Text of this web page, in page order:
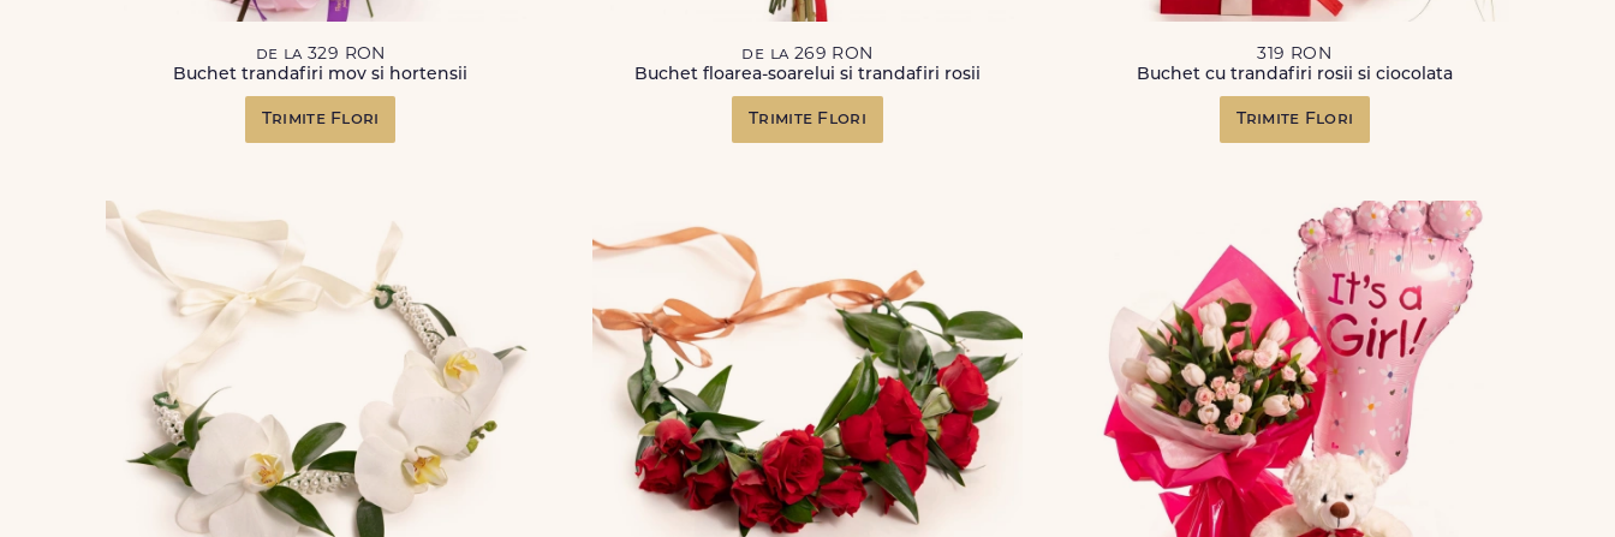
de la 329 RON
Buchet trandafiri mov si hortensii
Trimite Flori
de la 269 RON
Buchet floarea-soarelui si trandafiri rosii
Trimite Flori
319 RON
Buchet cu trandafiri rosii si ciocolata
Trimite Flori